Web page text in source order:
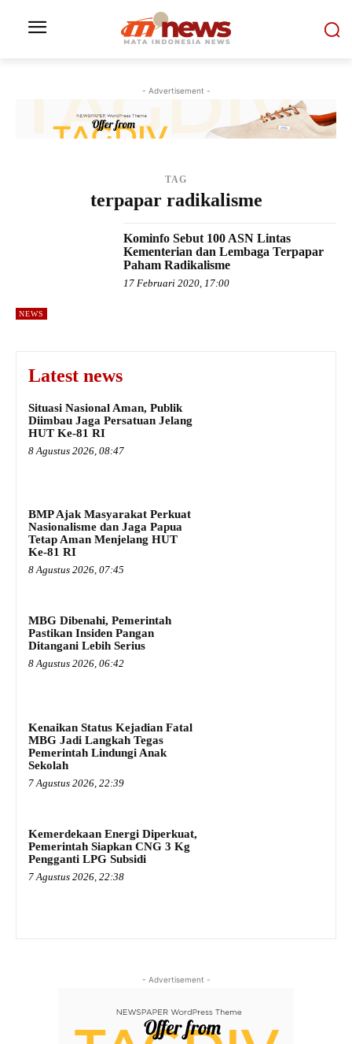
- Advertisement -
TAG
terpapar radikalisme
NEWS
Kominfo Sebut 100 ASN Lintas
Kementerian dan Lembaga Terpapar
Paham Radikalisme
17 Februari 2020, 17:00
Latest news
Situasi Nasional Aman, Publik
Diimbau Jaga Persatuan Jelang
HUT Ke-81 RI
8 Agustus 2026, 08:47
BMP Ajak Masyarakat Perkuat
Nasionalisme dan Jaga Papua
Tetap Aman Menjelang HUT
Ke-81 RI
8 Agustus 2026, 07:45
MBG Dibenahi, Pemerintah
Pastikan Insiden Pangan
Ditangani Lebih Serius
8 Agustus 2026, 06:42
Kenaikan Status Kejadian Fatal
MBG Jadi Langkah Tegas
Pemerintah Lindungi Anak
Sekolah
7 Agustus 2026, 22:39
Kemerdekaan Energi Diperkuat,
Pemerintah Siapkan CNG 3 Kg
Pengganti LPG Subsidi
7 Agustus 2026, 22:38
- Advertisement -